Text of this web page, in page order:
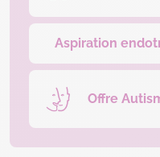
Aspiration
Offre